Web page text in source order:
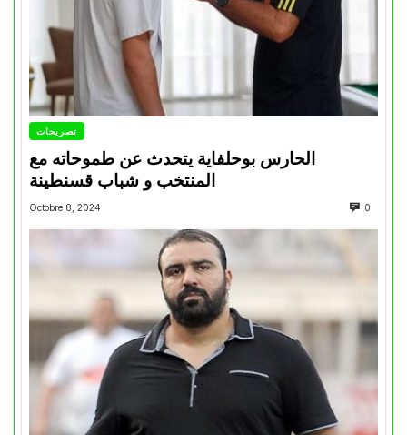
تصريحات
الحارس بوحلفاية يتحدث عن طموحاته مع
المنتخب و شباب قسنطينة
Octobre 8, 2024 0